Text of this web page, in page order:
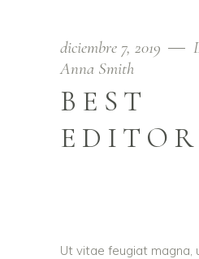
diciembre 7, 2019
Anna Smith
BEST
Ut vitae feugiat magna,